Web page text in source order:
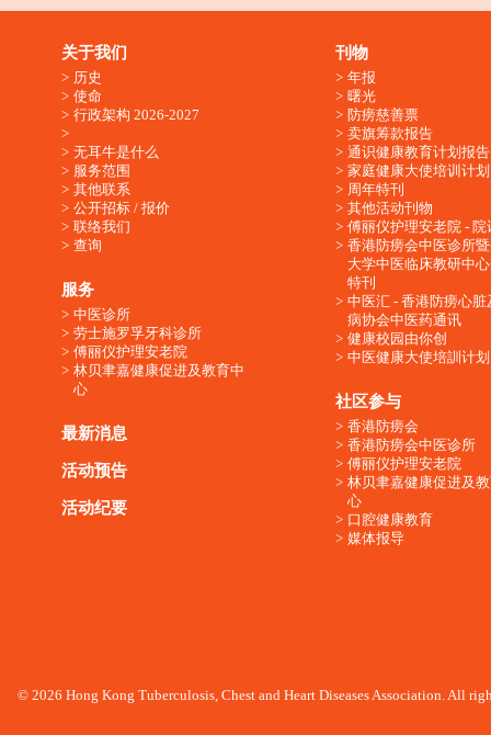
关于我们
历史
使命
行政架构 2026-2027
无耳牛是什么
服务范围
其他联系
公开招标 / 报价
联络我们
查询
服务
中医诊所
劳士施罗孚牙科诊所
傅丽仪护理安老院
林贝聿嘉健康促进及教育中
心
最新消息
活动预告
活动纪要
刊物
年报
曙光
防痨慈善票
卖旗筹款报告
通识健康教育计划报告
家庭健康大使培训计划
周年特刊
其他活动刊物
傅丽仪护理安老院 - 院
香港防痨会中医诊所
大学中医临床教研中
特刊
中医汇 - 香港防痨心脏
病协会中医药通讯
健康校园由你创
中医健康大使培訓计划
社区参与
香港防痨会
香港防痨会中医诊所
傅丽仪护理安老院
林贝聿嘉健康促进及
心
口腔健康教育
媒体报导
© 2026 Hong Kong Tuberculosis, Chest and Heart Diseases Association. All